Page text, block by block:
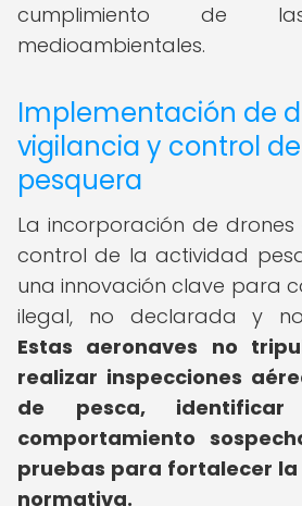
cumplimiento de
medioambientales.
Implementación de
vigilancia y control
pesquera
La incorporación de
control de la actividad
una innovación clave para
ilegal, no declarada y
Estas aeronaves no
realizar inspecciones
de pesca,
comportamiento
pruebas para fortalecer
normativa.